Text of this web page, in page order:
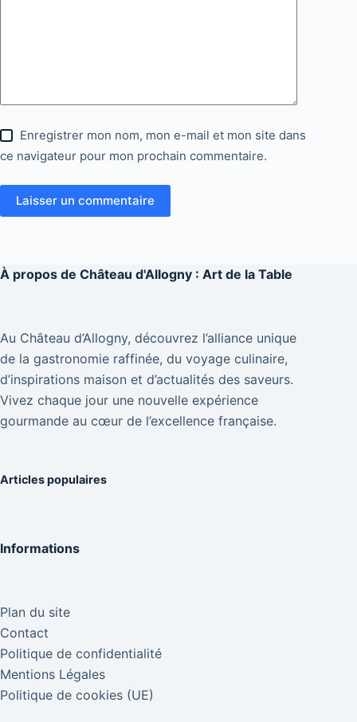
Enregistrer mon nom, mon e-mail et mon site dans
ce navigateur pour mon prochain commentaire.
Laisser un commentaire
À propos de Château d'Allogny : Art de la Table
Au Château d’Allogny, découvrez l’alliance unique
de la gastronomie raffinée, du voyage culinaire,
d’inspirations maison et d’actualités des saveurs.
Vivez chaque jour une nouvelle expérience
gourmande au cœur de l’excellence française.
Articles populaires
Informations
Plan du site
Contact
Politique de confidentialité
Mentions Légales
Politique de cookies (UE)